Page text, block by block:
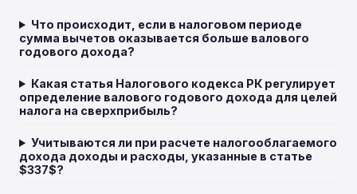
Что происходит, если в налоговом периоде
сумма вычетов оказывается больше валового
годового дохода?
Какая статья Налогового кодекса РК регулирует
определение валового годового дохода для целей
налога на сверхприбыль?
Учитываются ли при расчете налогооблагаемого
дохода доходы и расходы, указанные в статье
$337$?